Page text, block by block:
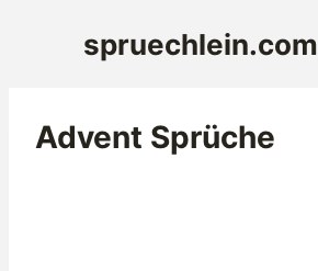
spruechlein.com
Advent Sprüche